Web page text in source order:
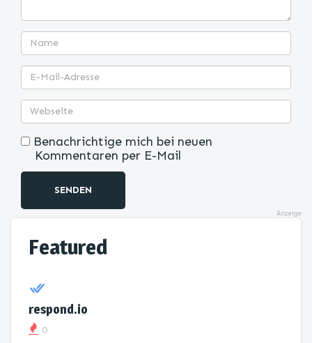
Benachrichtige mich bei neuen
Kommentaren per E-Mail
SENDEN
Anzeige
Featured
respond.io
0